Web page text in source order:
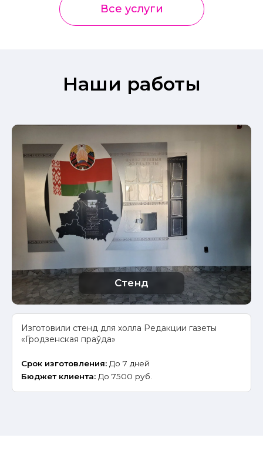
Все услуги
Наши работы
Стенд
Изготовили стенд для холла Редакции газеты
«Гродзенская праўда»
Срок изготовления: До 7 дней
Бюджет клиента: До 7500 руб.